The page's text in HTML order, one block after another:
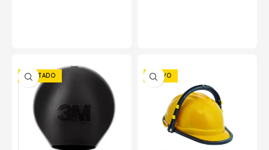
AGOTADO NUEVO